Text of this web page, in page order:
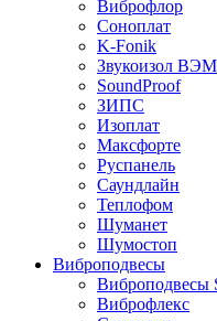
Виброфлор
Соноплат
K-Fonik
Звукоизол ВЭМ
SoundProof
ЗИПС
Изоплат
Максфорте
Руспанель
Саундлайн
Теплофом
Шуманет
Шумостоп
Виброподвесы
Виброподвесы
Виброфлекс